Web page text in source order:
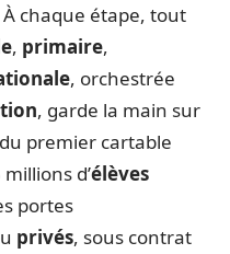
À chaque étape, tout
, primaire,
, orchestrée
, garde la main sur
premier cartable
d’élèves
portes
privés, sous contrat